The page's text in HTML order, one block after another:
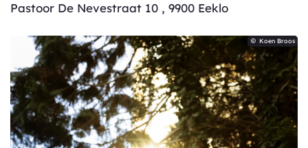
Pastoor De Nevestraat 10 , 9900 Eeklo
Koen Broos